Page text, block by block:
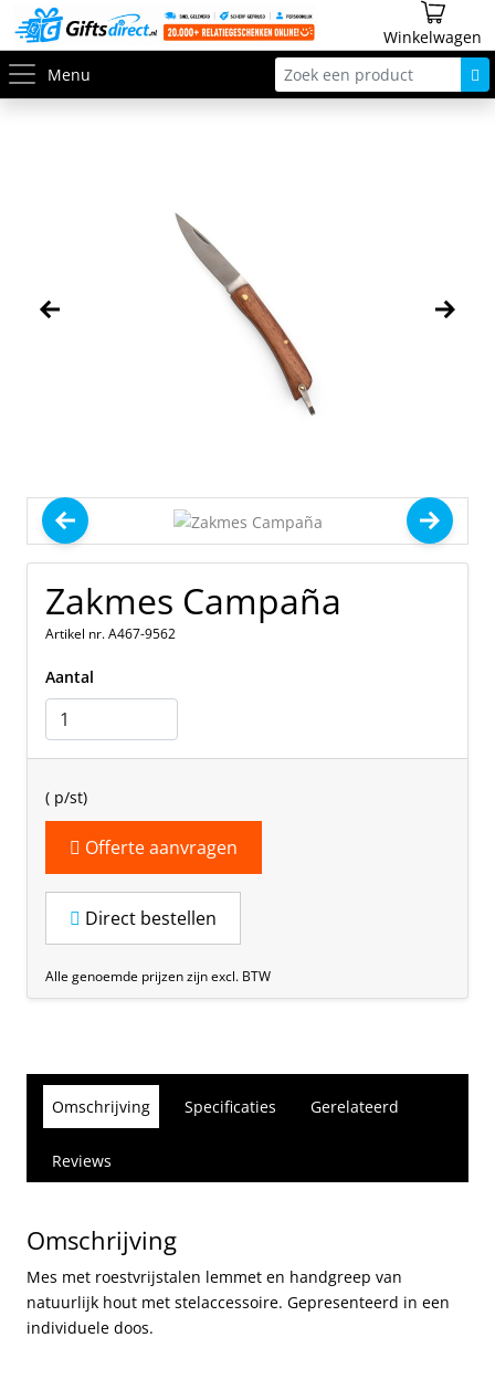
Winkelwagen
Menu
Zakmes Campaña
Artikel nr. A467-9562
Aantal
( p/st)
Offerte aanvragen
Direct bestellen
Alle genoemde prijzen zijn excl. BTW
Omschrijving Specificaties Gerelateerd
Reviews
Omschrijving
Mes met roestvrijstalen lemmet en handgreep van
natuurlijk hout met stelaccessoire. Gepresenteerd in een
individuele doos.